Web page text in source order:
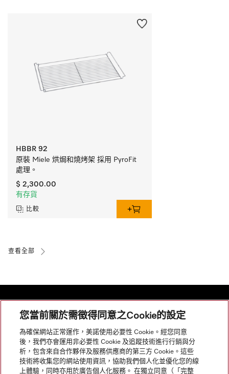
HBBR 92
原裝 Miele 烘焗和燒烤架 採用 PyroFit
處理。
$ 2,300.00
有存貨
比較
查看全部
網站導航
服務
您當前關於需徵得同意之Cookie的設定
為確保網站正常運作，美諾使用必要性 Cookie。經您同意
後，我們亦會運用非必要性 Cookie 及追蹤技術進行行銷與分
析，包含來自合作夥伴及服務供應商的第三方 Cookie。這些
技術將收集您的網站使用資訊，協助我們個人化並優化您的線
上體驗，同時亦用於廣告個人化服務。 在獨立同意（「完整